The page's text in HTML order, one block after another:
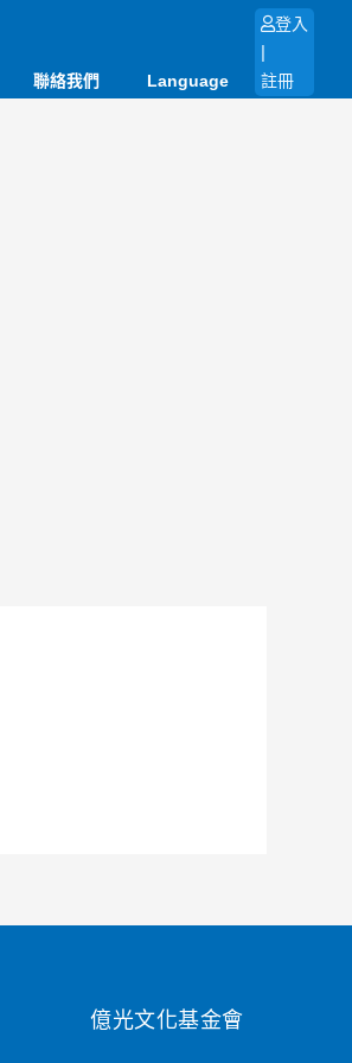
聯絡我們 Language
登入
|
註冊
億光文化基金會